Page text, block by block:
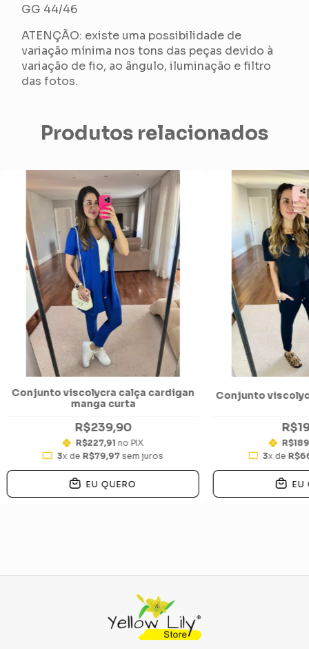
GG 44/46
ATENÇÃO: existe uma possibilidade de
variação mínima nos tons das peças devido à
variação de fio, ao ângulo, iluminação e filtro
das fotos.
Produtos relacionados
Conjunto viscolycra calça cardigan
manga curta
R$239,90
R$227,91 no PIX
3x de R$79,97sem juros
EU QUERO
Conjunto
3x de
EU